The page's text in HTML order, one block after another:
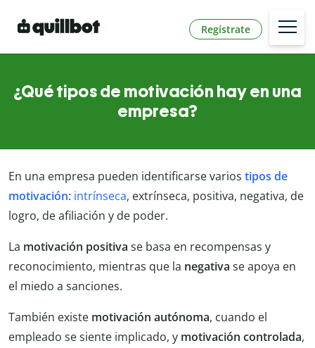
Regístrate
¿Qué tipos de motivación hay en una
empresa?
En una empresa pueden identificarse varios tipos de
motivación: intrínseca, extrínseca, positiva, negativa, de
logro, de afiliación y de poder.
La motivación positiva se basa en recompensas y
reconocimiento, mientras que la negativa se apoya en
el miedo a sanciones.
También existe motivación autónoma, cuando el
empleado se siente implicado, y motivación controlada,